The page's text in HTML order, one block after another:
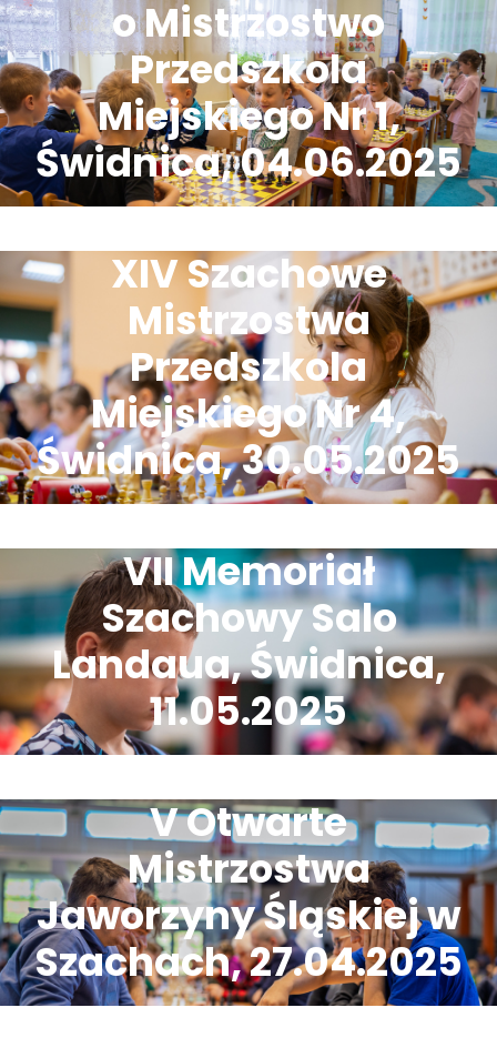
o Mistrzostwo
Przedszkola
Miejskiego Nr 1,
Świdnica, 04.06.2025
XIV Szachowe
Mistrzostwa
Przedszkola
Miejskiego Nr 4,
Świdnica, 30.05.2025
VII Memoriał
Szachowy Salo
Landaua, Świdnica,
11.05.2025
V Otwarte
Mistrzostwa
Jaworzyny Śląskiej w
Szachach, 27.04.2025